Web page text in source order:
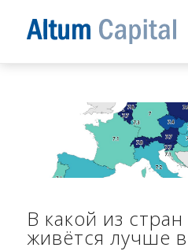
В какой из
живётся лучше